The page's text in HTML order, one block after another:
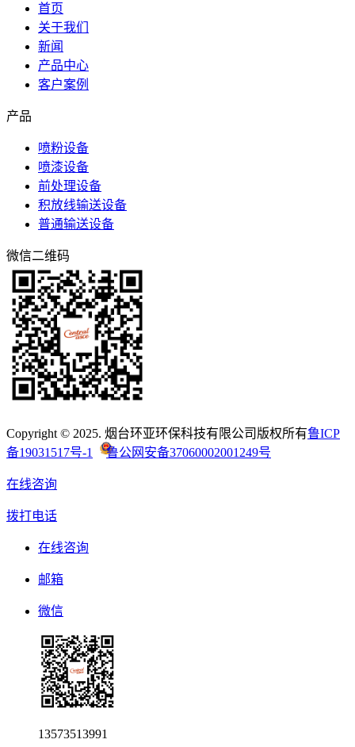
首页
关于我们
新闻
产品中心
客户案例
产品
喷粉设备
喷漆设备
前处理设备
积放线输送设备
普通输送设备
微信二维码
Copyright © 2025. 烟台环亚环保科技有限公司版权所有鲁ICP
备19031517号-1
鲁公网安备37060002001249号
在线咨询
拨打电话
在线咨询
邮箱
微信
13573513991